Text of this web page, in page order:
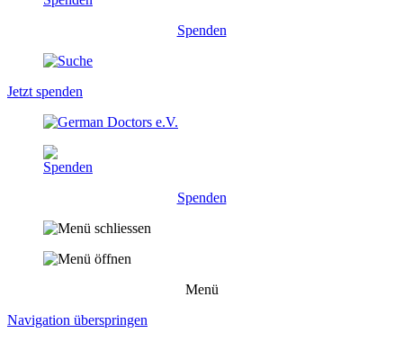
Spenden
Jetzt spenden
Spenden
Menü
Navigation überspringen